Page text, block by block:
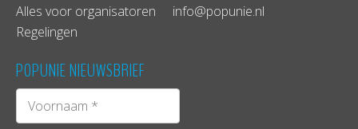
Alles voor organisatoren
Regelingen
info@popunie.nl
POPUNIE NIEUWSBRIEF